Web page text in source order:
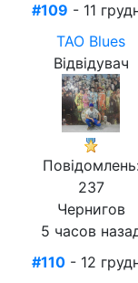
#109 - 11
ТАО Blues
Відвідувач
237
Чернигов
5 часов
#110 - 12